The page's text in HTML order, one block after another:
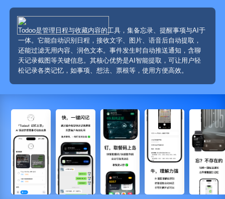
Todoo是管理日程与收藏内容的工具，集备忘录、提醒事项与AI于
一体。它能自动识别日程，接收文字、图片、语音后自动提取，
还能过滤无用内容、润色文本。事件发生时自动推送通知，含聊
天记录截图等关键信息。其核心优势是AI智能提取，可让用户轻
松记录各类记忆，如事项、想法、票根等，使用方便高效。